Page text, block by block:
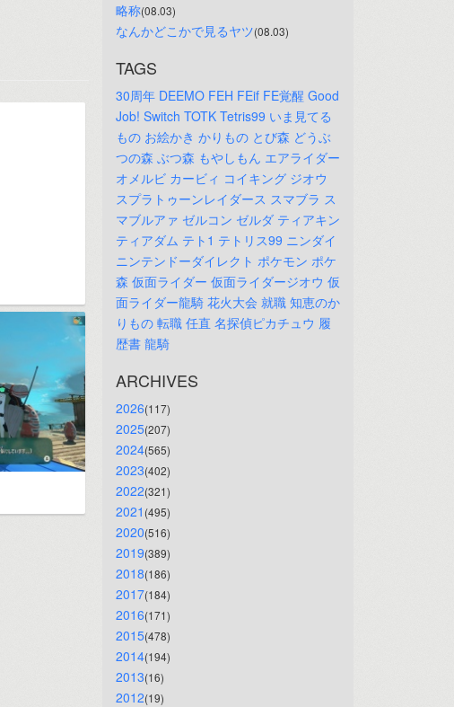
略称(08.03)
なんかどこかで見るヤツ(08.03)
TAGS
30周年 DEEMO FEH FEif FE覚醒 Good
Job! Switch TOTK Tetris99 いま見てる
もの お絵かき かりもの とび森 どうぶ
つの森 ぶつ森 もやしもん エアライダー
オメルビ カービィ コイキング ジオウ
スプラトゥーンレイダース スマブラ ス
マブルアァ ゼルコン ゼルダ ティアキン
ティアダム テト1 テトリス99 ニンダイ
ニンテンドーダイレクト ポケモン ポケ
森 仮面ライダー 仮面ライダージオウ 仮
面ライダー龍騎 花火大会 就職 知恵のか
りもの 転職 任直 名探偵ピカチュウ 履
歴書 龍騎
ARCHIVES
2026(117)
2025(207)
2024(565)
2023(402)
2022(321)
2021 (495)
2020(516)
2019(389)
2018(186)
2017(184)
2016(171)
2015(478)
2014(194)
2013(16)
2012(19)